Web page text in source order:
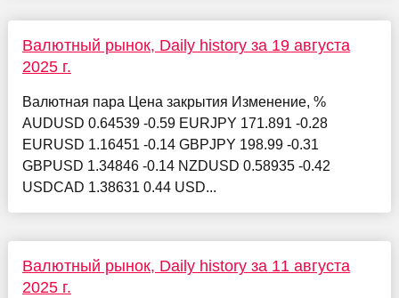
Валютный рынок, Daily history за 19 августа
2025 г.
Валютная пара Цена закрытия Изменение, %
AUDUSD 0.64539 -0.59 EURJPY 171.891 -0.28
EURUSD 1.16451 -0.14 GBPJPY 198.99 -0.31
GBPUSD 1.34846 -0.14 NZDUSD 0.58935 -0.42
USDCAD 1.38631 0.44 USD...
Валютный рынок, Daily history за 11 августа
2025 г.